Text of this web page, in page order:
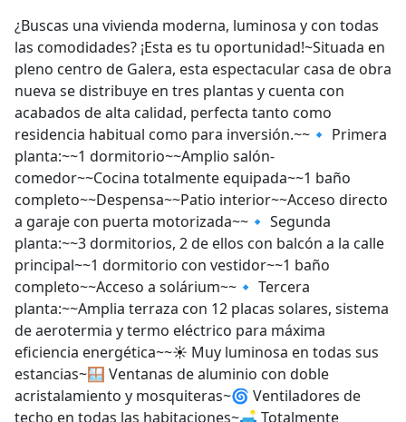
¿Buscas una vivienda moderna, luminosa y con todas
las comodidades? ¡Esta es tu oportunidad!~Situada en
pleno centro de Galera, esta espectacular casa de obra
nueva se distribuye en tres plantas y cuenta con
acabados de alta calidad, perfecta tanto como
residencia habitual como para inversión.~~🔹 Primera
planta:~~1 dormitorio~~Amplio salón-
comedor~~Cocina totalmente equipada~~1 baño
completo~~Despensa~~Patio interior~~Acceso directo
a garaje con puerta motorizada~~🔹 Segunda
planta:~~3 dormitorios, 2 de ellos con balcón a la calle
principal~~1 dormitorio con vestidor~~1 baño
completo~~Acceso a solárium~~🔹 Tercera
planta:~~Amplia terraza con 12 placas solares, sistema
de aerotermia y termo eléctrico para máxima
eficiencia energética~~☀️ Muy luminosa en todas sus
estancias~🪟 Ventanas de aluminio con doble
acristalamiento y mosquiteras~🌀 Ventiladores de
techo en todas las habitaciones~🛋️ Totalmente